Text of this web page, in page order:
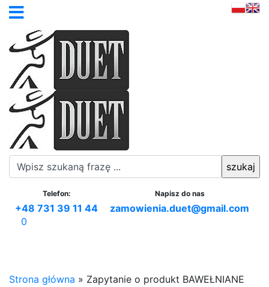
Telefon:
+48 731 39 11 44
Napisz do nas
zamowienia.duet@gmail.com
0
Strona główna » Zapytanie o produkt BAWEŁNIANE